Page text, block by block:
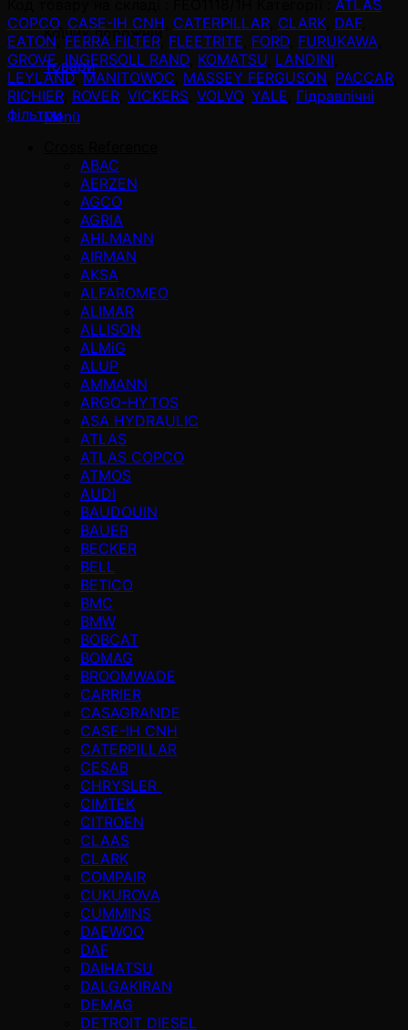
Кошик порожній
Товари
Menü
ATLAS
COPCO, CASE-IH CNH CATERPILLAR CLARK DAF,
EATON FERRA FILTER FLEETRITE FORD FURUKAWA
GROVE,INGERSOLL RAND KOMATSU LANDINI
LEYLAND,MANITOWOC MASSEY FERGUSON PACCAR
RICHIER ROVER VICKERS VOLVO, YALE Гідравлічні
фільтри
ABAC
AERZEN
AGCO
AGRIA
AHLMANN
AIRMAN
AKSA
ALFAROMEO
ALIMAR
ALLISON
ALMiG
ALUP
AMMANN
ARGO-HYTOS
ASA HYDRAULIC
ATLAS
ATLAS COPCO
ATMOS
AUDI
BAUDOUIN
BAUER
BECKER
BELL
BETICO
BMC
BMW
BOBCAT
BOMAG
BROOMWADE
CARRIER
CASAGRANDE
CASE-IH CNH
CATERPILLAR
CESAB
CHRYSLER
CIMTEK
CITROEN
CLAAS
CLARK
COMPAIR
CUKUROVA
CUMMINS
DAEWOO
DAF
DAIHATSU
DALGAKIRAN
DEMAG
DETROIT DIESEL